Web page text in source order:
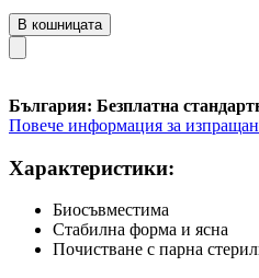
В кошницата
България: Безплатна
Повече информация за
Характеристики:
Биосъвместима
Стабилна форма и ясна
Почистване с парна